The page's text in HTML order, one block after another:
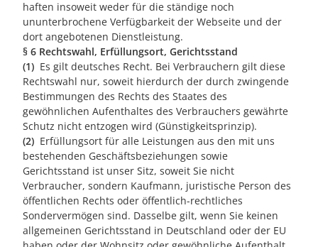
haften insoweit weder für die ständige noch
ununterbrochene Verfügbarkeit der Webseite und der
dort angebotenen Dienstleistung.
§ 6 Rechtswahl, Erfüllungsort, Gerichtsstand
(1) Es gilt deutsches Recht. Bei Verbrauchern gilt diese
Rechtswahl nur, soweit hierdurch der durch zwingende
Bestimmungen des Rechts des Staates des
gewöhnlichen Aufenthaltes des Verbrauchers gewährte
Schutz nicht entzogen wird (Günstigkeitsprinzip).
(2) Erfüllungsort für alle Leistungen aus den mit uns
bestehenden Geschäftsbeziehungen sowie
Gerichtsstand ist unser Sitz, soweit Sie nicht
Verbraucher, sondern Kaufmann, juristische Person des
öffentlichen Rechts oder öffentlich-rechtliches
Sondervermögen sind. Dasselbe gilt, wenn Sie keinen
allgemeinen Gerichtsstand in Deutschland oder der EU